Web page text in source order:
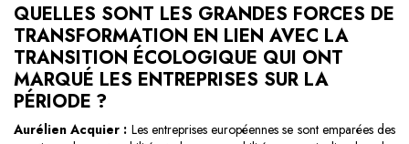
QUELLES SONT LES GRANDES FORCES DE
TRANSFORMATION EN LIEN AVEC LA
TRANSITION ÉCOLOGIQUE QUI ONT
MARQUÉ LES ENTREPRISES SUR LA
PÉRIODE ?
Aurélien Acquier : Les entreprises européennes se sont emparées des